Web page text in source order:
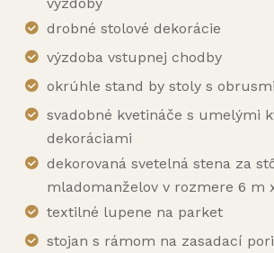
výzdoby
drobné stolové dekorácie
výzdoba vstupnej chodby
okrúhle stand by stoly s obrusmi
svadobné kvetináče s umelými
dekoráciami
dekorovaná svetelná stena za
mladomanželov v rozmere 6 m
textilné lupene na parket
stojan s rámom na zasadací